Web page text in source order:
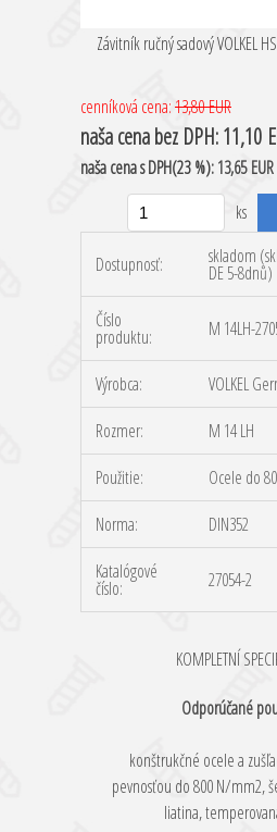
Závitník ručný sadový VOLKEL
cenníková cena:13,80 EUR
naša cenabez DPH:11,10
naša cenas DPH(23 %):13,65 EUR
ks
Dostupnosť: skladom
DE 5-8dnů)
Číslo
produktu: M 14LH-
Výrobca:
VOLKEL
Rozmer:
M 14 LH
Použitie:
Ocele do
Norma:
DIN352
Katalógové
číslo: 27054-2
KOMPLETNÍ
Odporúčané
konštrukčné ocele a
pevnosťou do 800 N/mm2,
liatina,